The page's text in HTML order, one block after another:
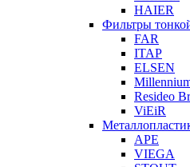
HAIER
Фильтры
FAR
ITAP
ELSEN
Resideo
ViEiR
APE
VIEGA